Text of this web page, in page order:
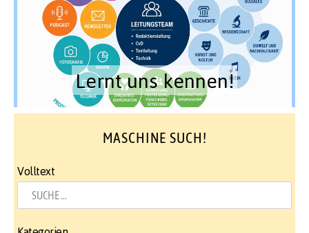
Lernt uns kennen!
MASCHINE SUCH!
Volltext